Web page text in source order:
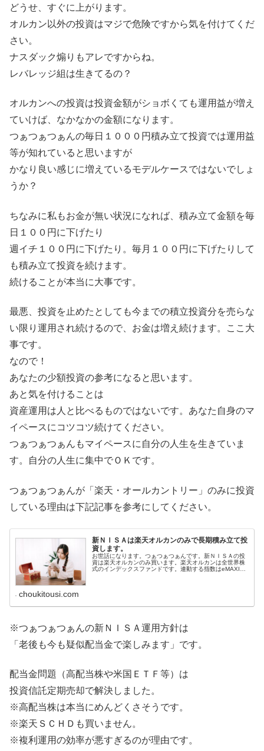
どうせ、すぐに上がります。
オルカン以外の投資はマジで危険ですから気を付けてくだ
さい。
ナスダック煽りもアレですからね。
レバレッジ組は生きてるの？
オルカンへの投資は投資金額がショボくても運用益が増え
ていけば、なかなかの金額になります。
つぁつぁつぁんの毎日１０００円積み立て投資では運用益
等が知れていると思いますが
かなり良い感じに増えているモデルケースではないでしょ
うか？
ちなみに私もお金が無い状況になれば、積み立て金額を毎
日１００円に下げたり
週イチ１００円に下げたり。毎月１００円に下げたりして
も積み立て投資を続けます。
続けることが本当に大事です。
最悪、投資を止めたとしても今までの積立投資分を売らな
い限り運用され続けるので、お金は増え続けます。ここ大
事です。
なので！
あなたの少額投資の参考になると思います。
あと気を付けることは
資産運用は人と比べるものではないです。あなた自身のマ
イペースにコツコツ続けてください。
つぁつぁつぁんもマイペースに自分の人生を生きていま
す。自分の人生に集中でＯＫです。
つぁつぁつぁんが「楽天・オールカントリー」のみに投資
している理由は下記記事を参考にしてください。
新ＮＩＳＡは楽天オルカンのみで長期積み立て投
資します。
お世話になります。つぁつぁつぁんです。新ＮＩＳＡの投
資は楽天オルカンのみ買います。楽天オルカンは全世界株
式のインデックスファンドです。連動する指数はeMAXIS
choukitousi.com
※つぁつぁつぁんの新ＮＩＳＡ運用方針は
「老後も今も疑似配当金で楽しみます」です。
配当金問題（高配当株や米国ＥＴＦ等）は
投資信託定期売却で解決しました。
※高配当株は本当にめんどくさそうです。
※楽天ＳＣＨＤも買いません。
※複利運用の効率が悪すぎるのが理由です。